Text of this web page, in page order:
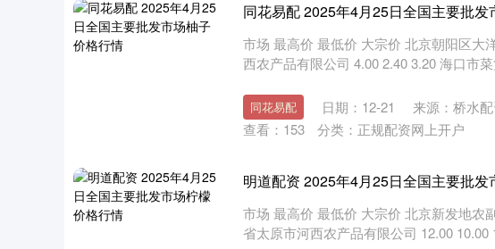
同花易配 2025年4月25日全国主要批
市场 最高价 最低价 大宗价 北京朝阳区大
西农产品有限公司 4.00 2.40 3.20 海口市
同花易配 日期：12-21
来源：桥水
查看： 153 分类： 正规配资网上开户
明道配资 2025年4月25日全国主要批
市场 最高价 最低价 大宗价 北京新发地农
省太原市河西农产品有限公司 12.00 10.00